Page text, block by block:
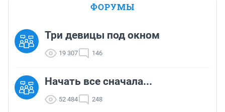
ФОРУМЫ
Три девицы под окном
19 307 146
Начать все сначала...
52 484 248